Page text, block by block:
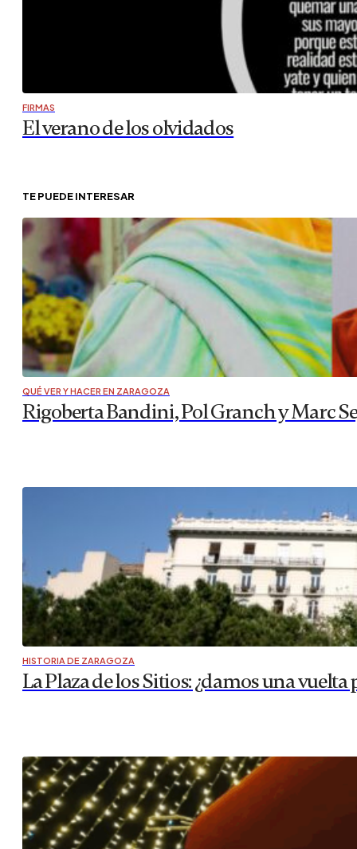
FIRMAS
El verano de los olvidados
TE PUEDE INTERESAR
QUÉ VER Y HACER EN ZARAGOZA
Rigoberta Bandini, Pol Granch y Marc
HISTORIA DE ZARAGOZA
La Plaza de los Sitios: ¿damos una